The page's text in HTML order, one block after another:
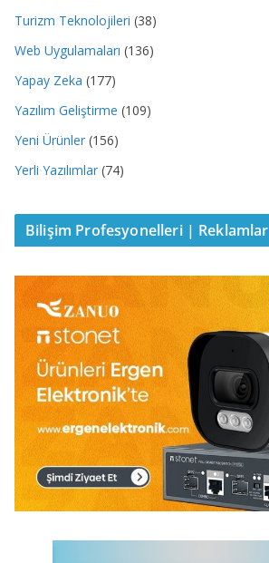
Turizm Teknolojileri (38)
Web Uygulamaları (136)
Yapay Zeka (177)
Yazılım Geliştirme (109)
Yeni Ürünler (156)
Yerli Yazılımlar (74)
Bilişim Profesyonelleri | Reklamlar